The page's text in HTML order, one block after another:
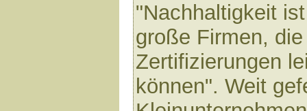
"Nachhaltigkeit
große Firmen,
Zertifizierungen
können". Weit